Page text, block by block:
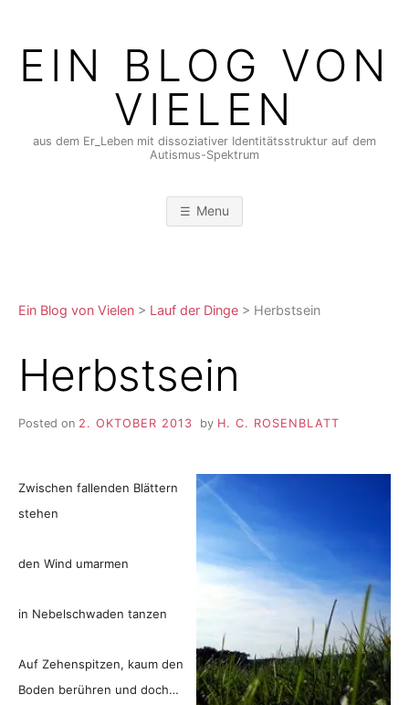
contentEIN BLOG VON
VIELEN
aus dem Er_Leben mit dissoziativer Identitätsstruktur auf dem
Autismus-Spektrum
Menu
Ein Blog von Vielen > Lauf der Dinge > Herbstsein
Herbstsein
Posted on 2. OKTOBER 2013 by H. C. ROSENBLATT
Zwischen fallenden Blättern
stehen
den Wind umarmen
in Nebelschwaden tanzen
Auf Zehenspitzen, kaum den
Boden berühren und doch…